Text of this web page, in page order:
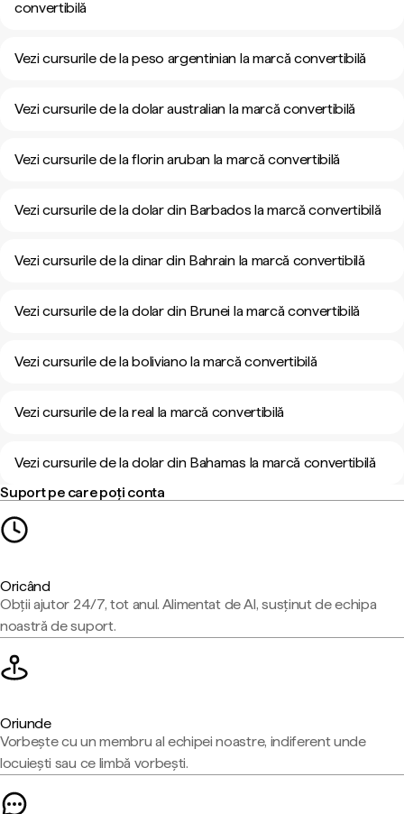
convertibilă
Vezi cursurile de la peso argentinian la marcă convertibilă
Vezi cursurile de la dolar australian la marcă convertibilă
Vezi cursurile de la florin aruban la marcă convertibilă
Vezi cursurile de la dolar din Barbados la marcă convertibilă
Vezi cursurile de la dinar din Bahrain la marcă convertibilă
Vezi cursurile de la dolar din Brunei la marcă convertibilă
Vezi cursurile de la boliviano la marcă convertibilă
Vezi cursurile de la real la marcă convertibilă
Vezi cursurile de la dolar din Bahamas la marcă convertibilă
Suport pe care poți conta
Oricând
Obții ajutor 24/7, tot anul. Alimentat de AI, susținut de echipa
noastră de suport.
Oriunde
Vorbește cu un membru al echipei noastre, indiferent unde
locuiești sau ce limbă vorbești.